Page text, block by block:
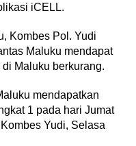
iCELL.
Kombes Pol. Yudi
Maluku mendapat
Maluku berkurang.
mendapatkan
1 pada hari Jumat
Yudi, Selasa